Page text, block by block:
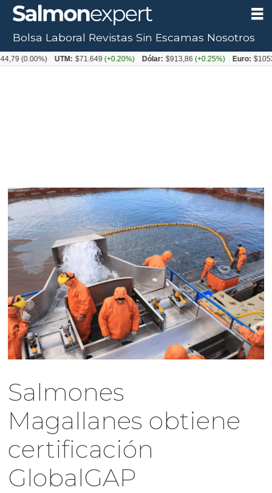
Salmones
Magallanes obtiene
certificación
GlobalGAP
Bolsa Laboral Revistas Sin Escamas Nosotros
UTM: $71.649(+0.20%) Dólar: $913,86(+0.25%) Euro: $1053,08 (-